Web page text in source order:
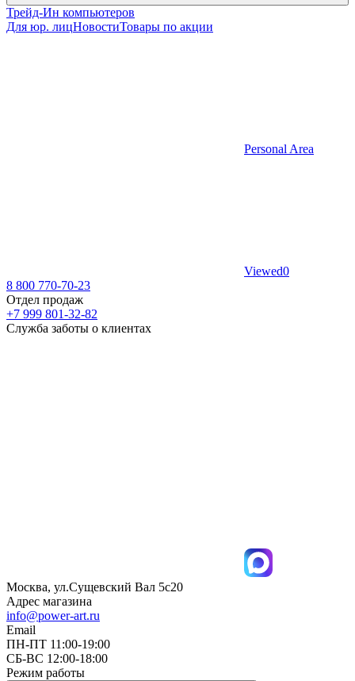
Трейд-Ин компьютеров
Для юр. лицНовостиТовары по акции
Personal Area
Viewed0
8 800 770-70-23
Отдел продаж
+7 999 801-32-82
Служба заботы о клиентах
Москва, ул.Сущевский Вал 5с20
Адрес магазина
info@power-art.ru
Email
ПН-ПТ 11:00-19:00
СБ-ВС 12:00-18:00
Режим работы